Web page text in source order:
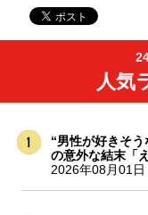
人気
“男性が好きそ
の意外な結末「
2026年08月01日